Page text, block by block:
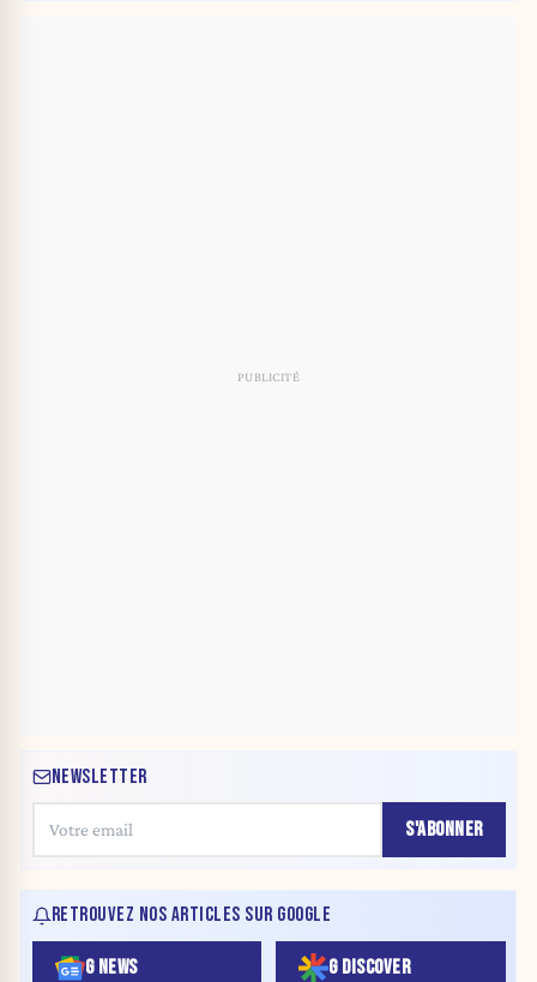
NEWSLETTER
S'ABONNER
RETROUVEZ NOS ARTICLES SUR GOOGLE
G NEWS G DISCOVER